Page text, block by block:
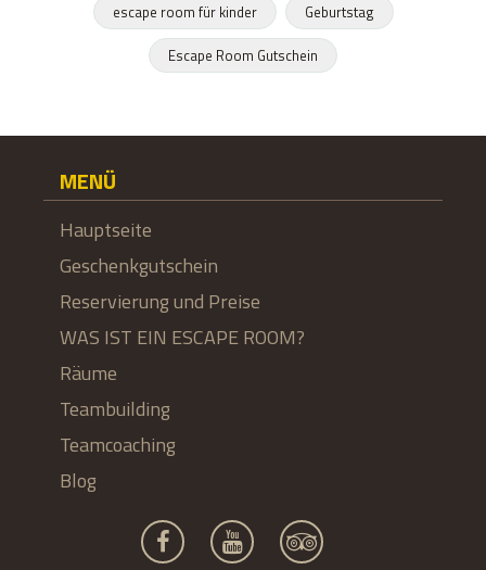
escape room für kinder
Geburtstag
Escape Room Gutschein
MENÜ
Hauptseite
Geschenkgutschein
Reservierung und Preise
WAS IST EIN ESCAPE ROOM?
Räume
Teambuilding
Teamcoaching
Blog